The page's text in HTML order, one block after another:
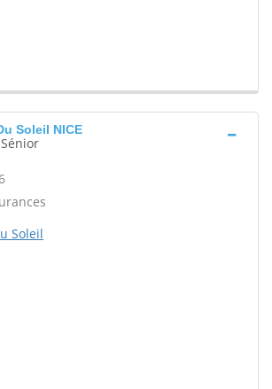
Soleil NICE
Soleil